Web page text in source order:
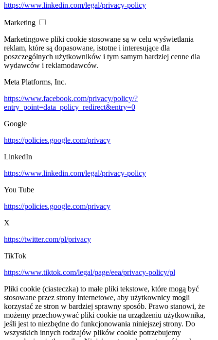
https://www.linkedin.com/legal/privacy-policy
Marketing
Marketingowe pliki cookie stosowane są w celu wyświetlania
reklam, które są dopasowane, istotne i interesujące dla
poszczególnych użytkowników i tym samym bardziej cenne dla
wydawców i reklamodawców.
Meta Platforms, Inc.
https://www.facebook.com/privacy/policy/?
entry_point=data_policy_redirect&entry=0
Google
https://policies.google.com/privacy
LinkedIn
https://www.linkedin.com/legal/privacy-policy
You Tube
https://policies.google.com/privacy
X
https://twitter.com/pl/privacy
TikTok
https://www.tiktok.com/legal/page/eea/privacy-policy/pl
Pliki cookie (ciasteczka) to małe pliki tekstowe, które mogą być
stosowane przez strony internetowe, aby użytkownicy mogli
korzystać ze stron w bardziej sprawny sposób. Prawo stanowi, że
możemy przechowywać pliki cookie na urządzeniu użytkownika,
jeśli jest to niezbędne do funkcjonowania niniejszej strony. Do
wszystkich innych rodzajów plików cookie potrzebujemy